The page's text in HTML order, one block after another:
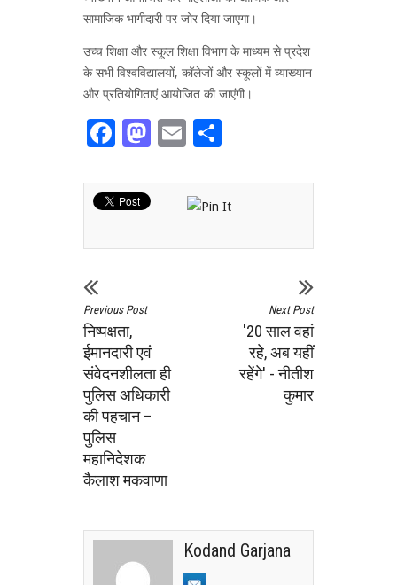
सामाजिक भागीदारी पर जोर दिया जाएगा।
उच्च शिक्षा और स्कूल शिक्षा विभाग के माध्यम से प्रदेश
के सभी विश्वविद्यालयों, कॉलेजों और स्कूलों में व्याख्यान
और प्रतियोगिताएं आयोजित की जाएंगी।
Facebook
Mastodon
Email
Previous Post
निष्पक्षता,
ईमानदारी एवं
संवेदनशीलता ही
पुलिस अधिकारी
की पहचान –
पुलिस
महानिदेशक
कैलाश मकवाणा
Next Post
'20 साल वहां
रहे, अब यहीं
रहेंगे' - नीतीश
कुमार
Kodand Garjana